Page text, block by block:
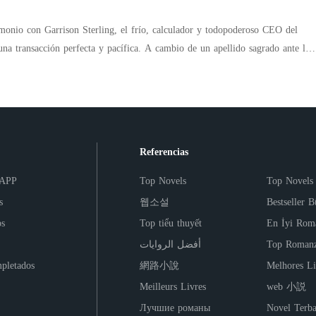
alto: su propio orgullo.
cual vivir, Isabella decide ir sin
durante este corto viaje, ¿Conocer a los Sinclair, significará su salvación
con Garrison Sterling, el frío, calculador y todopoderoso CEO del
transacción perfecta y pacífica. A cambio de un apellido sagrado ante la
Sterling, el hermano menor de Garrison. Arrogante, posesivo y de una
vuelve solo por el control del consorcio, sino dispuesto a reclamar el
ha descuidado. Aprovechando un viaje imprevisto del CEO a Fráncfort,
que derriba la última pizca de resistencia moral de Alana,
verdadero colapso de la dinastía se activa al día siguiente en mitad de un
un repentino mareo expone el secreto definitivo. Atrapada entre dos
pero opuestos en fuego, Alana se enfrenta al dilema más destructivo de su
hijo que crece en su vientre puede ser el heredero legítimo de su esposo...
Referencias
Top Novels
Top Novels
웹소설
Bestseller
Top tiểu thuyết
En İyi
أفضل الروايات
Top
網路小說
Melhores
Meilleurs Livres
web 小説
Лучшие романы
Novel